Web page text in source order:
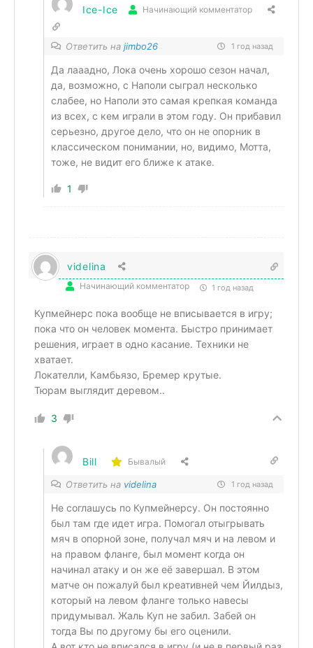
Ice-Ice Начинающий комментатор
Ответить на jimbo26 1 год назад
Да лааадно, Лока очень хорошо сезон начал,
да, возможно, с Наполи сыграл несколько
слабее, но Наполи это самая крепкая команда
из всех, с кем играли в этом году. Он прибавил
серьезно, другое дело, что он не опорник в
классическом понимании, но, видимо, Мотта,
тоже, не видит его ближе к атаке.
1
videlina
Начинающий комментатор 1 год назад
Купмейнерс пока вообще не вписывается в игру;
пока что он человек момента. Быстро принимает
решения, играет в одно касание. Техники не
хватает.
Локателли, Камбьязо, Бремер крутые.
Тюрам выглядит деревом..
3
Bill Бывалый
Ответить на videlina 1 год назад
Не соглашусь по Купмейнерсу. Он постоянно
был там где идет игра. Помогал отыгрывать
мяч в опорной зоне, получал мяч и на левом и
на правом фланге, был момент когда он
начинал атаку и он же её завершал. В этом
матче он пожалуй был креативней чем Йилдыз,
который на левом фланге только навесы
придумывал. Жаль Куп не забил. Забей он
тогда Вы по другому бы его оценили.